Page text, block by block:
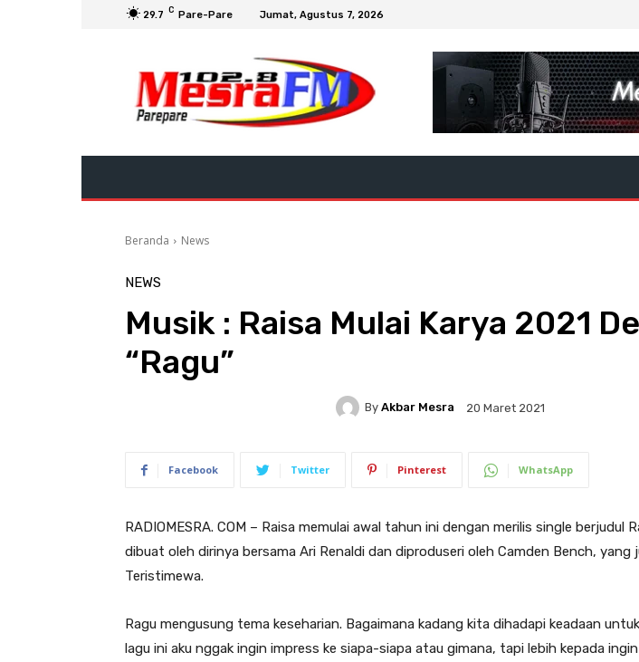
29.7 C Pare-Pare Jumat, Agustus 7, 2026
Beranda News
NEWS
Musik : Raisa Mulai Karya 2021
“Ragu”
By Akbar Mesra 20 Maret 2021
Facebook Twitter Pinterest WhatsApp
RADIOMESRA. COM – Raisa memulai awal tahun ini dengan merilis single berjudul
dibuat oleh dirinya bersama Ari Renaldi dan diproduseri oleh Camden Bench, yang
Teristimewa.
Ragu mengusung tema keseharian. Bagaimana kadang kita dihadapi keadaan
lagu ini aku nggak ingin impress ke siapa-siapa atau gimana, tapi lebih kepada